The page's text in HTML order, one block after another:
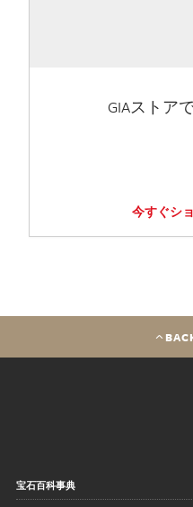
GIAストア
今すぐシ
宝石百科事典